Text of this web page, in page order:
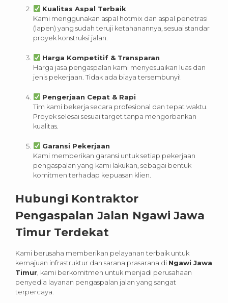
Kualitas Aspal Terbaik
Kami menggunakan aspal hotmix dan aspal penetrasi
(lapen) yang sudah teruji ketahanannya, sesuai standar
proyek konstruksi jalan.
Harga Kompetitif & Transparan
Harga jasa pengaspalan kami menyesuaikan luas dan
jenis pekerjaan. Tidak ada biaya tersembunyi!
Pengerjaan Cepat & Rapi
Tim kami bekerja secara profesional dan tepat waktu.
Proyek selesai sesuai target tanpa mengorbankan
kualitas.
Garansi Pekerjaan
Kami memberikan garansi untuk setiap pekerjaan
pengaspalan yang kami lakukan, sebagai bentuk
komitmen terhadap kepuasan klien.
Hubungi Kontraktor
Pengaspalan Jalan Ngawi Jawa
Timur Terdekat
Kami berusaha memberikan pelayanan terbaik untuk
kemajuan infrastruktur dan sarana prasarana di Ngawi Jawa
Timur , kami berkomitmen untuk menjadi perusahaan
penyedia layanan pengaspalan jalan yang sangat
terpercaya.